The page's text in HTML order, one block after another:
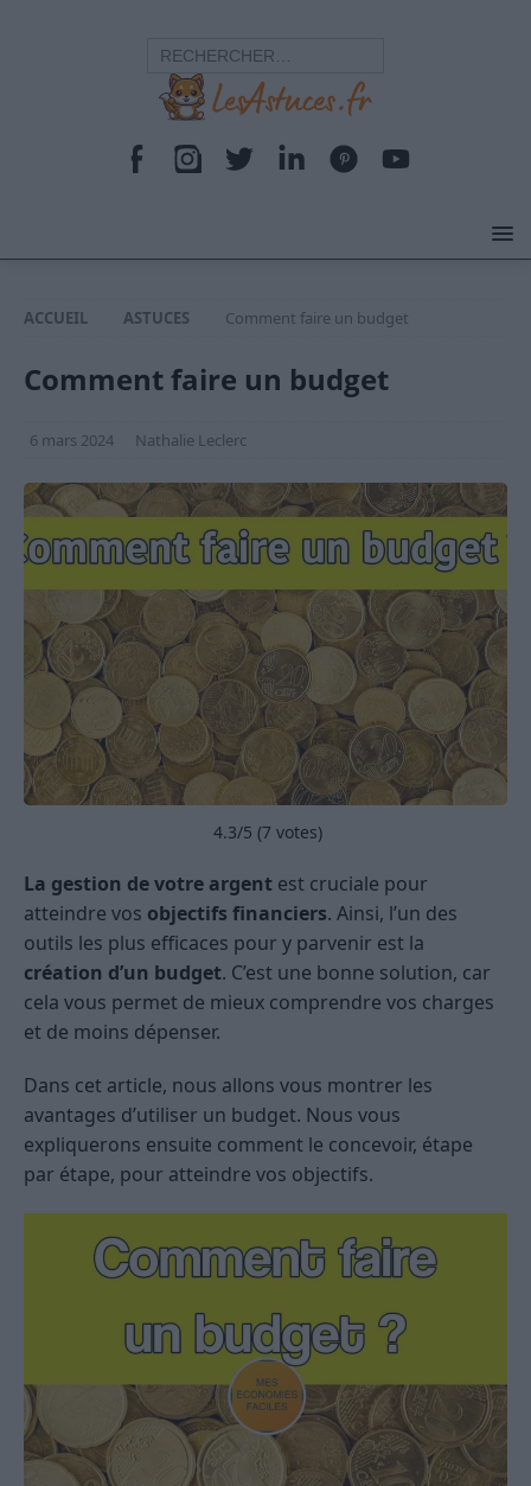
ACCUEIL ASTUCES Comment faire un budget
Comment faire un budget
6 mars 2024 Nathalie Leclerc
4.3/5 (7 votes)
La gestion de votre argent est cruciale pour
atteindre vos objectifs financiers. Ainsi, l’un des
outils les plus efficaces pour y parvenir est la
création d’un budget. C’est une bonne solution, car
cela vous permet de mieux comprendre vos charges
et de moins dépenser.
Dans cet article, nous allons vous montrer les
avantages d’utiliser un budget. Nous vous
expliquerons ensuite comment le concevoir, étape
par étape, pour atteindre vos objectifs.